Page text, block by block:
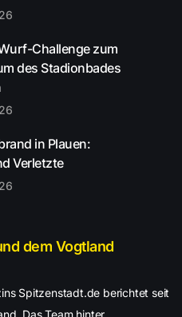
Challenge zum
des Stadionbades
in Plauen:
Verletzte
dem Vogtland
Spitzenstadt.de berichtet seit
Das Team hinter